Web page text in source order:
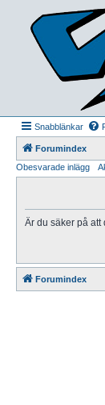
Snabblänkar
Forumindex
Obesvarade inlägg
Är du säker på att
Forumindex